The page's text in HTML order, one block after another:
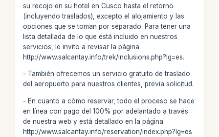
su recojo en su hotel en Cusco hasta el retorno
(incluyendo traslados), excepto el alojamiento y las
opciones que se toman por separado. Para tener una
lista detallada de lo que está incluido en nuestros
servicios, le invito a revisar la página
http://www.salcantay.info/trek/inclusions.php?lg=es.
- También ofrecemos un servicio gratuito de traslado
del aeropuerto para nuestros clientes, previa solicitud.
- En cuanto a cómo reservar, todo el proceso se hace
en línea con pago del 100% por adelantado a través
de nuestra web y está detallado en la página
http://www.salcantay.info/reservation/index.php?lg=es